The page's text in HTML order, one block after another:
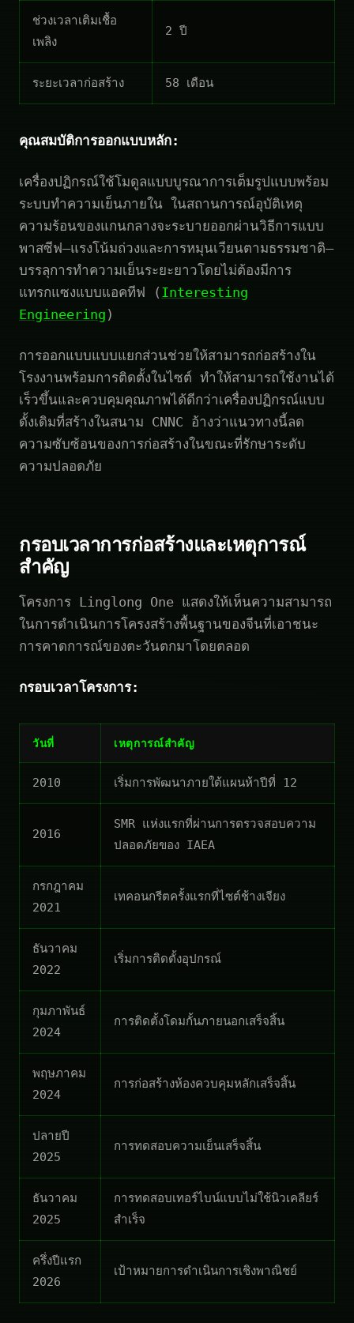
ช่วงเวลาเติมเชื้อ
เพลิง
2 ปี
ระยะเวลาก่อสร้าง 58 เดือน
คุณสมบัติการออกแบบหลัก:
เครื่องปฏิกรณ์ใช้โมดูลแบบบูรณาการเต็มรูปแบบพร้อม
ระบบทำความเย็นภายใน ในสถานการณ์อุบัติเหตุ
ความร้อนของแกนกลางจะระบายออกผ่านวิธีการแบบ
พาสซีฟ—แรงโน้มถ่วงและการหมุนเวียนตามธรรมชาติ—
บรรลุการทำความเย็นระยะยาวโดยไม่ต้องมีการ
แทรกแซงแบบแอคทีฟ ( Interesting
Engineering )
การออกแบบแบบแยกส่วนช่วยให้สามารถก่อสร้างใน
โรงงานพร้อมการติดตั้งในไซต์ ทำให้สามารถใช้งานได้
เร็วขึ้นและควบคุมคุณภาพได้ดีกว่าเครื่องปฏิกรณ์แบบ
ดั้งเดิมที่สร้างในสนาม CNNC อ้างว่าแนวทางนี้ลด
ความซับซ้อนของการก่อสร้างในขณะที่รักษาระดับ
ความปลอดภัย
กรอบเวลาการก่อสร้างและเหตุการณ์
สำคัญ
โครงการ Linglong One แสดงให้เห็นความสามารถ
ในการดำเนินการโครงสร้างพื้นฐานของจีนที่เอาชนะ
การคาดการณ์ของตะวันตกมาโดยตลอด
กรอบเวลาโครงการ:
วันที่ เหตุการณ์สำคัญ
2010 เริ่มการพัฒนาภายใต้แผนห้าปีที่ 12
2016
SMR แห่งแรกที่ผ่านการตรวจสอบความ
ปลอดภัยของ IAEA
กรกฎาคม
2021
เทคอนกรีตครั้งแรกที่ไซต์ช้างเจียง
ธันวาคม
2022
เริ่มการติดตั้งอุปกรณ์
กุมภาพันธ์
2024
การติดตั้งโดมกั้นภายนอกเสร็จสิ้น
พฤษภาคม
2024
การก่อสร้างห้องควบคุมหลักเสร็จสิ้น
ปลายปี
2025
การทดสอบความเย็นเสร็จสิ้น
ธันวาคม
2025
การทดสอบเทอร์ไบน์แบบไม่ใช้นิวเคลียร์
สำเร็จ
ครึ่งปีแรก
2026
เป้าหมายการดำเนินการเชิงพาณิชย์